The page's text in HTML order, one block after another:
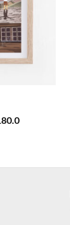
Preisspanne: